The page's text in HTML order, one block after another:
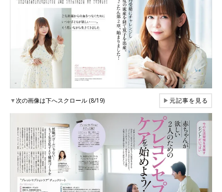
▼次の画像は下へスクロール (8/19) ▶元記事を見る